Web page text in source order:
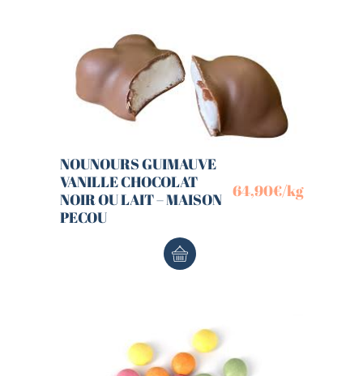
NOUNOURS GUIMAUVE
VANILLE CHOCOLAT
NOIR OU LAIT – MAISON
PECOU
64,90€/kg